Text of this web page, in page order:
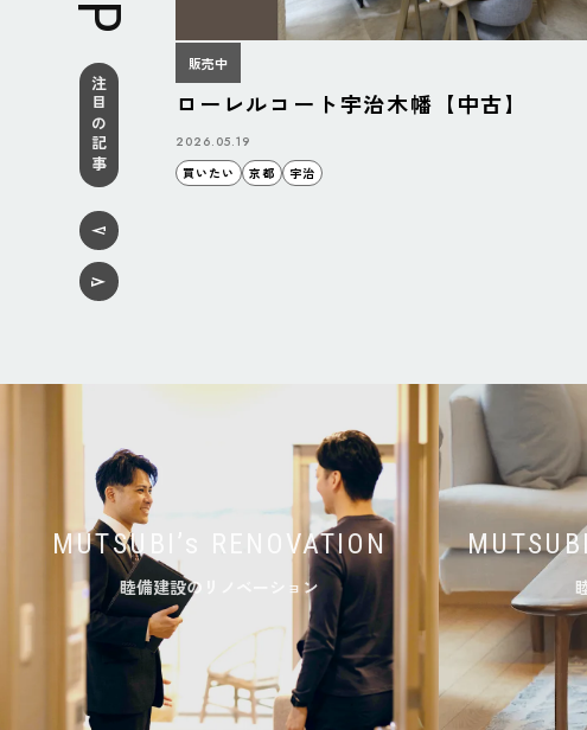
注目の記事
販売中
ローレルコート宇治木幡【中古】
2026.05.19
買いたい
京都 宇治
MUTSUBI’s RENOVATION
睦備建設のリノベーション